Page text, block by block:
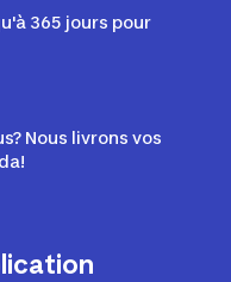
365 jours pour
Nous livrons vos